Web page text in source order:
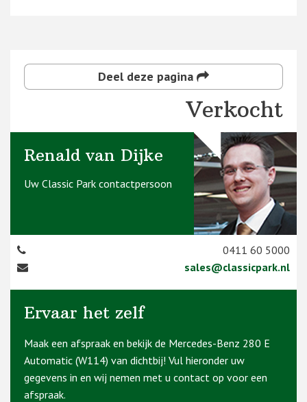
Deel deze pagina
Verkocht
Renald van Dijke
Uw Classic Park contactpersoon
0411 60 5000
sales@classicpark.nl
Ervaar het zelf
Maak een afspraak en bekijk de Mercedes-Benz 280 E
Automatic (W114) van dichtbij! Vul hieronder uw
gegevens in en wij nemen met u contact op voor een
afspraak.